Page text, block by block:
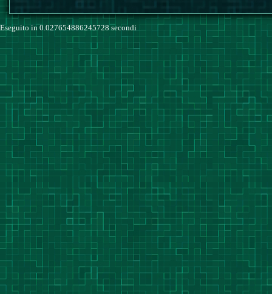
Eseguito in 0.027654886245728 secondi